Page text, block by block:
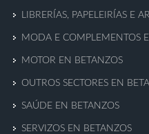
LIBRERÍAS, PAPELEIRÍAS E
MODA E COMPLEMENTOS
MOTOR EN BETANZOS
OUTROS SECTORES EN
SAÚDE EN BETANZOS
SERVIZOS EN BETANZOS